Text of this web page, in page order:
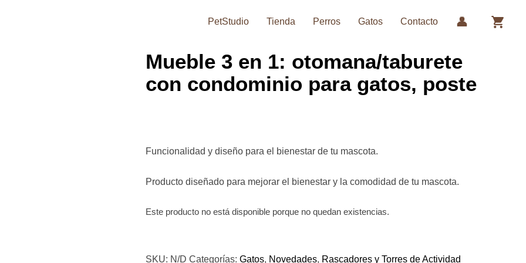
PetStudio Tienda Perros Gatos Contacto
Mueble 3 en 1: otomana/taburete
con condominio para gatos, poste
Funcionalidad y diseño para el bienestar de tu mascota.
Producto diseñado para mejorar el bienestar y la comodidad de tu mascota.
Este producto no está disponible porque no quedan existencias.
SKU: N/D Categorías: Gatos, Novedades, Rascadores y Torres de Actividad